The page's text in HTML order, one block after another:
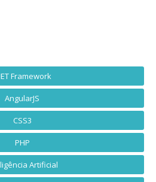
Framework
AngularJS
CSS3
PHP
Artificial